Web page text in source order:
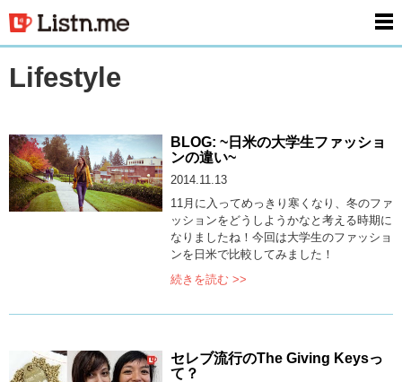
Lifestyle
BLOG: ~日米の大学生ファッショ
ンの違い~
2014.11.13
11月に入ってめっきり寒くなり、冬のファ
ッションをどうしようかなと考える時期に
なりましたね！今回は大学生のファッショ
ンを日米で比較してみました！
続きを読む >>
セレブ流行のThe Giving Keysっ
て？